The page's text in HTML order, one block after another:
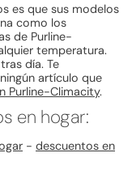
es que sus modelos
como los
de Purline-
temperatura.
día. Te
artículo que
Purline-Climacity.
en hogar:
- descuentos en